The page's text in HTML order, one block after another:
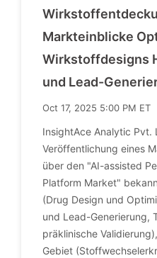
Markteinblicke
Wirkstoffdesigns
und Lead-
Oct 17, 2025 5:00 PM ET
InsightAce Analytic Pvt.
Veröffentlichung eines
über den "AI-assisted
Platform Market"
(Drug Design und
und Lead-Generierung,
präklinische
Gebiet